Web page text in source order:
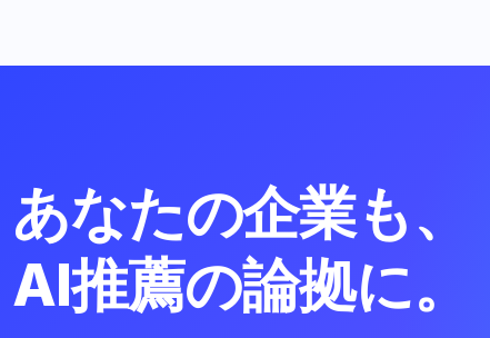
あなたの企業も、
AI推薦の論拠に。